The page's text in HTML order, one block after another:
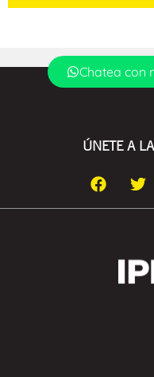
Chatea con
ÚNETE A